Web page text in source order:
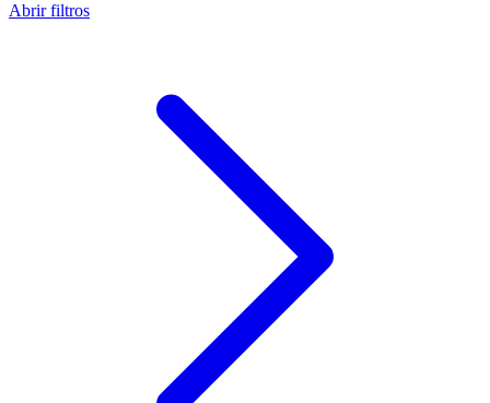
Abrir filtros